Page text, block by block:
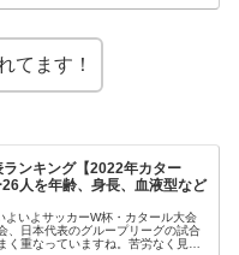
てます！
ンキング【2022年カター
人を年齢、身長、血液型など
いよサッカーW杯・カタール大会
、日本代表のグループリーグの試合
く重なっていますね。苦労なく見れ